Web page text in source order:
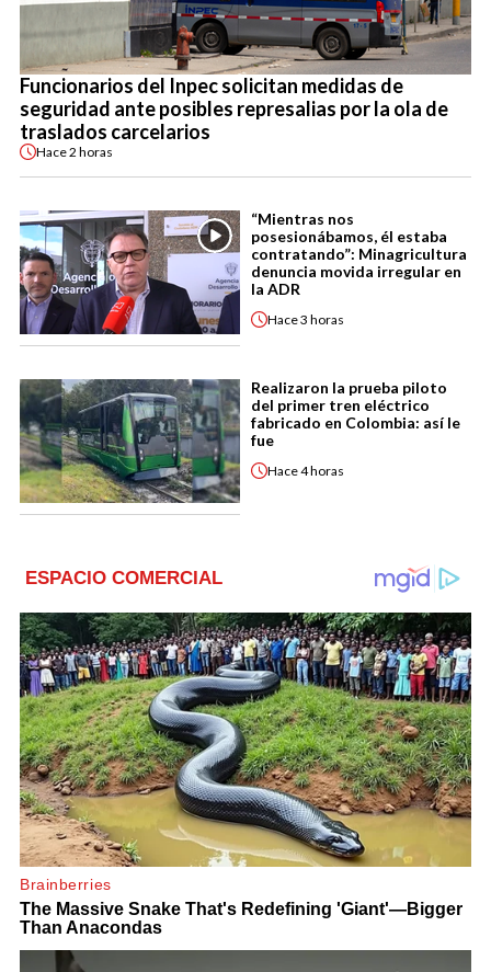
Funcionarios del Inpec solicitan medidas de
seguridad ante posibles represalias por la ola de
traslados carcelarios
Hace2 horas
“Mientras nos
posesionábamos, él estaba
contratando”: Minagricultura
denuncia movida irregular en
la ADR
Hace3 horas
Realizaron la prueba piloto
del primer tren eléctrico
fabricado en Colombia: así le
fue
Hace4 horas